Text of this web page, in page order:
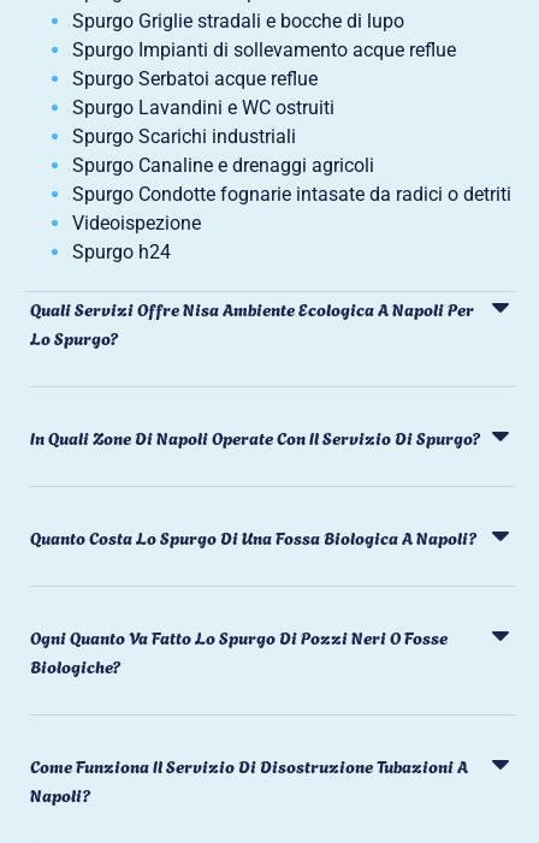
Spurgo Griglie stradali e bocche di lupo
Spurgo Impianti di sollevamento acque reflue
Spurgo Serbatoi acque reflue
Spurgo Lavandini e WC ostruiti
Spurgo Scarichi industriali
Spurgo Canaline e drenaggi agricoli
Spurgo Condotte fognarie intasate da radici o detriti
Videoispezione
Spurgo h24
Quali Servizi Offre Nisa Ambiente Ecologica A Napoli Per
Lo Spurgo?
In Quali Zone Di Napoli Operate Con Il Servizio Di Spurgo?
Quanto Costa Lo Spurgo Di Una Fossa Biologica A Napoli?
Ogni Quanto Va Fatto Lo Spurgo Di Pozzi Neri O Fosse
Biologiche?
Come Funziona Il Servizio Di Disostruzione Tubazioni A
Napoli?